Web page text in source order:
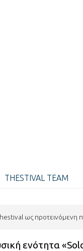
THESTIVAL TEAM
ως προτεινόμενη
ενότητα